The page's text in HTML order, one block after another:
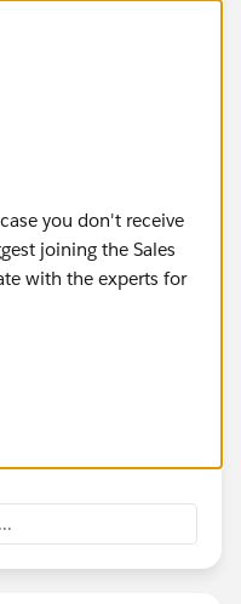
you don't receive
joining the Sales
with the experts for
_ui/core/chatter/gro